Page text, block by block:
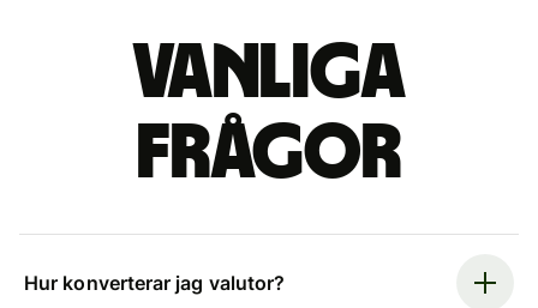
Vanliga
frågor
Hur konverterar jag valutor?